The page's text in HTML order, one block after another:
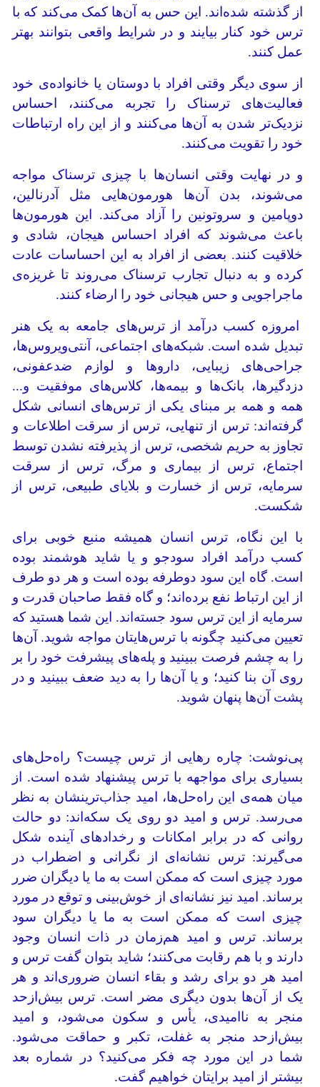
از گذشته شده‌اند. این حس به آن‌ها کمک می‌کند که با
ترس خود کنار بیایند و در شرایط واقعی بتوانند بهتر
عمل کنند.
از سوی دیگر وقتی افراد با دوستان یا خانواده‌ی خود
فعالیت‌های ترسناک را تجربه می‌کنند، احساس
نزدیک‌تر شدن به آن‌ها می‌کنند و از این راه ارتباطات
خود را تقویت می‌کنند.
و در نهایت وقتی انسان‌ها با چیزی ترسناک مواجه
می‌شوند، بدن آن‌ها هورمون‌هایی مثل آدرنالین،
دوپامین و سروتونین را آزاد می‌کند. این هورمون‌ها
باعث می‌شوند که افراد احساس هیجان، شادی و
خلاقیت کنند. بعضی از افراد به این احساسات عادت
کرده و به دنبال تجارب ترسناک می‌روند تا غریزه‌ی
ماجراجویی و حس هیجانی خود را ارضاء کنند.
امروزه کسب درآمد از ترس‌های جامعه به یک هنر
تبدیل شده است. شبکه‌های اجتماعی، آنتی‌ویروس‌ها،
جراحی‌های زیبایی، داروها و لوازم ضدعفونی،
دزدگیرها، بانک‌ها و بیمه‌ها، کلاس‌های موفقیت و...
همه و همه بر مبنای یکی از ترس‌های انسانی شکل
گرفته‌اند: ترس از تنهایی، ترس از سرقت اطلاعات و
تجاوز به حریم شخصی، ترس از پذیرفته نشدن توسط
اجتماع، ترس از بیماری و مرگ، ترس از سرقت
سرمایه، ترس از خسارت و بلایای طبیعی، ترس از
شکست.
با این نگاه، ترس انسان همیشه منبع خوبی برای
کسب درآمد افراد سودجو و یا شاید هوشمند بوده
است. گاه این سود دوطرفه بوده است و هر دو طرف
از این ارتباط نفع برده‌اند؛ و گاه فقط صاحبان قدرت و
سرمایه از این ترس سود جسته‌اند. این شما هستید که
تعیین می‌کنید چگونه با ترس‌هایتان مواجه شوید. آن‌ها
را به چشم فرصت ببینید و پله‌های پیشرفت خود را بر
روی آن بنا کنید؛ و یا آن‌ها را به دید ضعف ببینید و در
پشت آن‌ها پنهان شوید.
پی‌نوشت: چاره رهایی از ترس چیست؟ راه‌حل‌های
بسیاری برای مواجهه با ترس پیشنهاد شده است. از
میان همه‌ی این راه‌حل‌ها، امید جذاب‌ترینشان به نظر
می‌رسد. ترس و امید دو روی یک سکه‌اند: دو حالت
روانی که در برابر امکانات و رخدادهای آینده شکل
می‌گیرند: ترس نشانه‌ای از نگرانی و اضطراب در
مورد چیزی است که ممکن است به ما یا دیگران ضرر
برساند. امید نیز نشانه‌ای از خوش‌بینی و توقع در مورد
چیزی است که ممکن است به ما یا دیگران سود
برساند. ترس و امید هم‌زمان در ذات انسان وجود
دارند و با هم رقابت می‌کنند؛ شاید بتوان گفت ترس و
امید هر دو برای رشد و بقاء انسان ضروری‌اند و هر
یک از آن‌ها بدون دیگری مضر است. ترس بیش‌ازحد
منجر به ناامیدی، یأس و سکون می‌شود، و امید
بیش‌ازحد منجر به غفلت، تکبر و حماقت می‌شود.
شما در این مورد چه فکر می‌کنید؟ در شماره بعد
بیشتر از امید برایتان خواهیم گفت.